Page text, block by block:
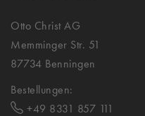
Otto Christ AG
Memminger Str. 51
87734 Benningen
Bestellungen:
+49 8331 857 111